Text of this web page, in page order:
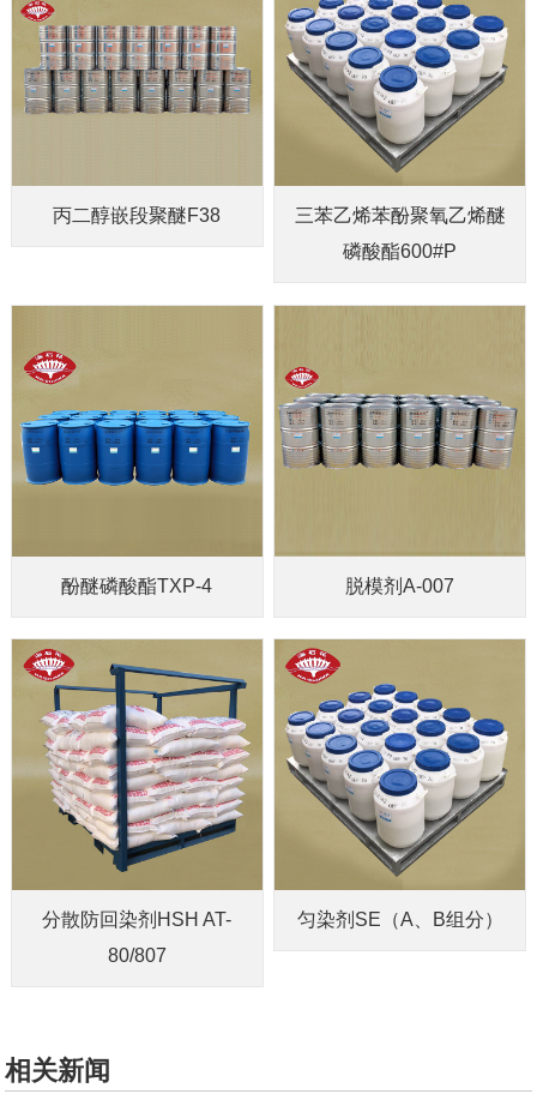
丙二醇嵌段聚醚F38
三苯乙烯苯酚聚氧乙烯醚
磷酸酯600#P
酚醚磷酸酯TXP-4 脱模剂A-007
分散防回染剂HSH AT-
80/807
匀染剂SE（A、B组分）
相关新闻